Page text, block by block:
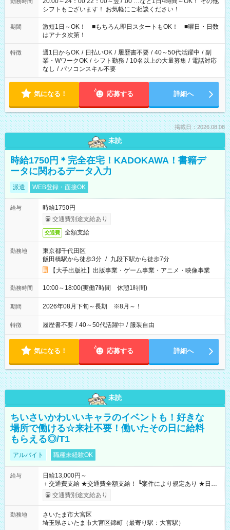
シフトもございます！ お気軽にご相談ください！
期間
激短1日～OK！ ■もちろん即日スタートもOK！ ■曜日・日数
はアナタ次第！
特徴 週1日からOK / 日払いOK / 履歴書不要 / 40～50代活躍中 / 副
業・WワークOK / シフト勤務 / 10名以上の大量募集 / 電話対応
なし / パソコンスキル不要
気になる！ 応募する 詳細へ
掲載日：2026.08.08
未読
時給1750円＊完全在宅！KADOKAWA！書籍デ
ータに関わるデータ入力
派遣 WEB登録・面接OK
給与
時給1750円
交通費別途支給あり
交通費 全額支給
勤務地
東京都千代田区
飯田橋駅から徒歩3分 / 九段下駅から徒歩7分
【大手出版社】出版事業・ゲーム事業・アニメ・映像事業
勤務時間 10:00～18:00(実働7時間 休憩1時間)
期間 2026年08月下旬～長期 ※8月～！
特徴 履歴書不要 / 40～50代活躍中 / 服装自由
気になる！ 応募する 詳細へ
未読
ちいさいかわいいキャラのイベントも！好きな
場所で働ける☆来社不要！働いたその日に給料
もらえる◎/T1
アルバイト 職種未経験OK
給与
日給13,000円～
＋交通費支給 ★交通費全額支給！ ┗案件により規定あり ★日払
いOK！（規定あり） ┗働いたその日に現金GET♪ お仕事後はコ
ンビニATMから 日払い分を引き落とせます！ 【試用期間】試
交通費別途支給あり
勤務地
さいたま市大宮区
埼玉県さいたま市大宮区錦町（最寄り駅：大宮駅）